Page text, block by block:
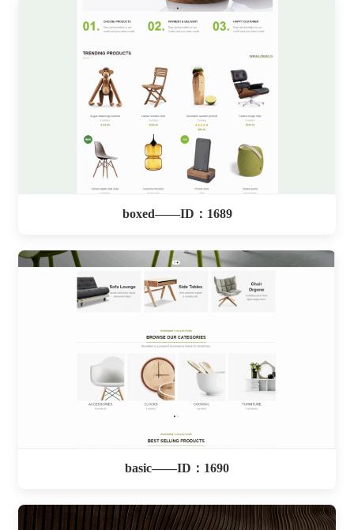
boxed——ID：1689
basic——ID：1690